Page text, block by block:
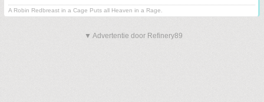
A Robin Redbreast in a Cage Puts all Heaven in a Rage.
▼ Advertentie door Refinery89